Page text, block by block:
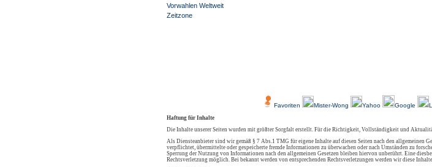
Vorwahlen Weltweit
Zeitzone
Favoriten Mister-Wong Yahoo Google
Haftung für Inhalte
Die Inhalte unserer Seiten wurden mit größter Sorgfalt erstellt. Für die Richtigkeit, Vollständigkeit und
Als Diensteanbieter sind wir gemäß § 7 Abs.1 TMG für eigene Inhalte auf diesen Seiten nach den
verpflichtet, übermittelte oder gespeicherte fremde Informationen zu überwachen oder nach Umständen zu
Sperrung der Nutzung von Informationen nach den allgemeinen Gesetzen bleiben hiervon unberührt. Eine
Rechtsverletzung möglich. Bei bekannt werden von entsprechenden Rechtsverletzungen werden wir diese